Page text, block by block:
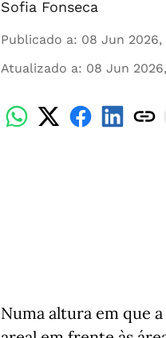
Sofia Fonseca
Publicado a: 08 Jun 2026,
Atualizado a: 08 Jun 2026,
Numa altura em que